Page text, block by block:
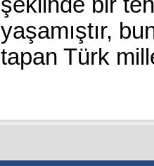
yaşamıştır,
tapan Türk